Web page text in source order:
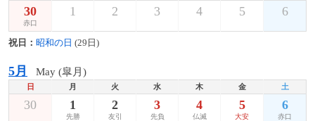
30
赤口
1 2 3 4 5 6
祝日： 昭和の日 (29日)
5月 May (皐月)
日 月 火 水 木 金 土
30 1
先勝
2
友引
3
先負
4
仏滅
5
大安
6
赤口